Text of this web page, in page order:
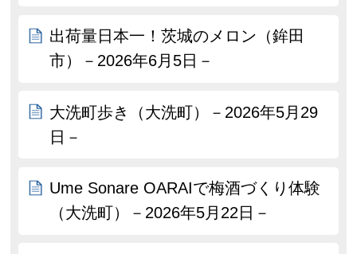
出荷量日本一！茨城のメロン（鉾田
市）－2026年6月5日－
大洗町歩き（大洗町）－2026年5月29
日－
Ume Sonare OARAIで梅酒づくり体験
（大洗町）－2026年5月22日－